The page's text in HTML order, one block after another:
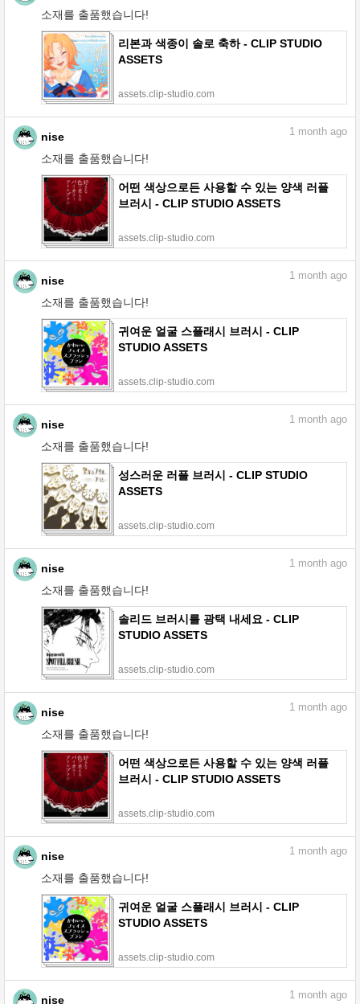
소재를 출품했습니다!
리본과 색종이 솔로 축하 - CLIP STUDIO
ASSETS
assets.clip-studio.com
nise
소재를 출품했습니다!
1 month ago
어떤 색상으로든 사용할 수 있는 양색 러플
브러시 - CLIP STUDIO ASSETS
assets.clip-studio.com
nise
소재를 출품했습니다!
1 month ago
귀여운 얼굴 스플래시 브러시 - CLIP
STUDIO ASSETS
assets.clip-studio.com
nise
소재를 출품했습니다!
1 month ago
성스러운 러플 브러시 - CLIP STUDIO
ASSETS
assets.clip-studio.com
nise
소재를 출품했습니다!
1 month ago
솔리드 브러시를 광택 내세요 - CLIP
STUDIO ASSETS
assets.clip-studio.com
nise
소재를 출품했습니다!
1 month ago
어떤 색상으로든 사용할 수 있는 양색 러플
브러시 - CLIP STUDIO ASSETS
assets.clip-studio.com
nise
소재를 출품했습니다!
1 month ago
귀여운 얼굴 스플래시 브러시 - CLIP
STUDIO ASSETS
assets.clip-studio.com
nise 1 month ago